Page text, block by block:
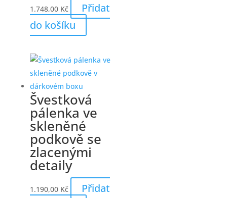
1.748,00 Kč
Přidat
do košíku
Švestková
pálenka ve
skleněné
podkově se
zlacenými
detaily
1.190,00 Kč
Přidat